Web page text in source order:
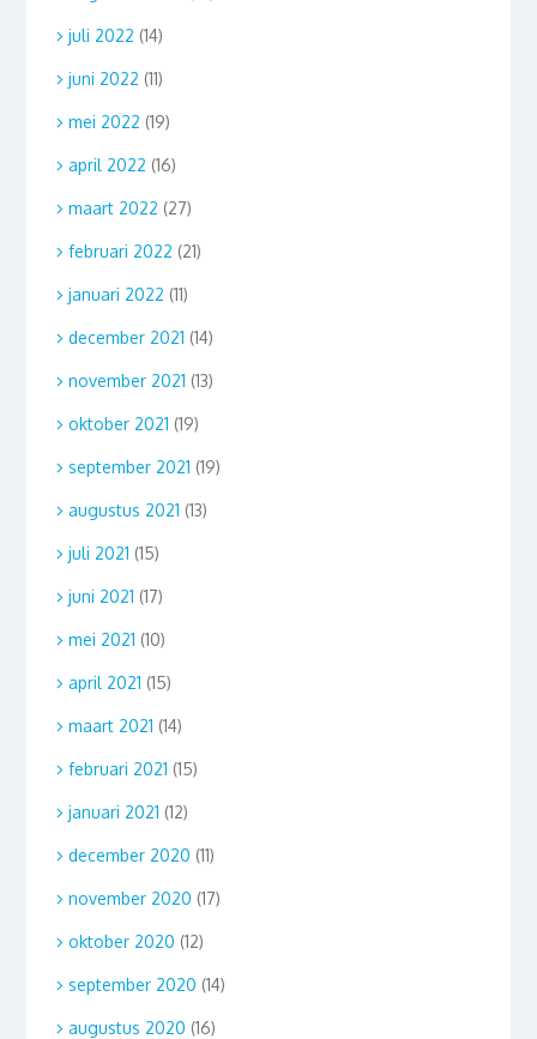
juli 2022 (14)
juni 2022 (11)
mei 2022 (19)
april 2022 (16)
maart 2022 (27)
februari 2022 (21)
januari 2022 (11)
december 2021 (14)
november 2021 (13)
oktober 2021 (19)
september 2021 (19)
augustus 2021 (13)
juli 2021 (15)
juni 2021 (17)
mei 2021 (10)
april 2021 (15)
maart 2021 (14)
februari 2021 (15)
januari 2021 (12)
december 2020 (11)
november 2020 (17)
oktober 2020 (12)
september 2020 (14)
augustus 2020 (16)